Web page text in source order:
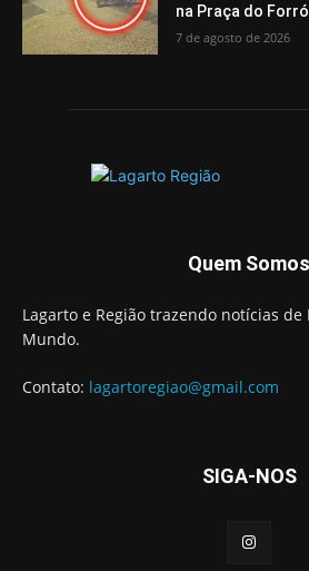
na Praça do
7 de agosto de 2026
Quem Somos
Lagarto e Região trazendo notícias de
Mundo.
Contato: lagartoregiao@gmail.com
SIGA-NOS